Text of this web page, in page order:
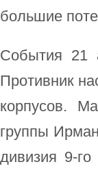
большие
События 21
Противник
корпусов.
группы
дивизия 9-